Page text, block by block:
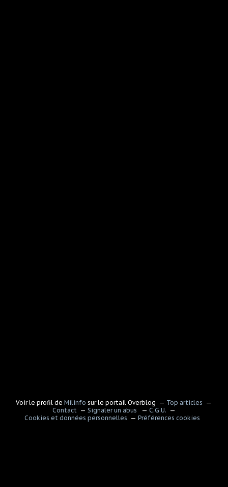
Voir le profil deMilinfo sur le portail Overblog
Top articles
Contact
Signaler un abus
C.G.U.
Cookies et données personnelles
Préférences cookies